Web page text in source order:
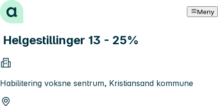
Hopp til innhold Meny
Helgestillinger 13 - 25%
Habilitering voksne sentrum, Kristiansand kommune